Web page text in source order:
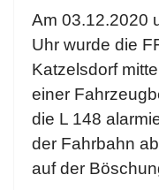
Am 03.12.2020
Uhr wurde die
Katzelsdorf
einer
die L 148
der Fahrbahn
auf der